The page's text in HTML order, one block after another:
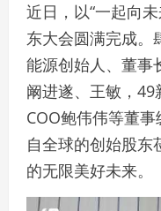
近日，以“一起向
东大会圆满完成。
能源创始人、董事
阚进遂、王敏，49
COO鲍伟伟等董
自全球的创始股东
的无限美好未来。